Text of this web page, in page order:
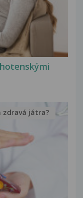
zdravá játra?